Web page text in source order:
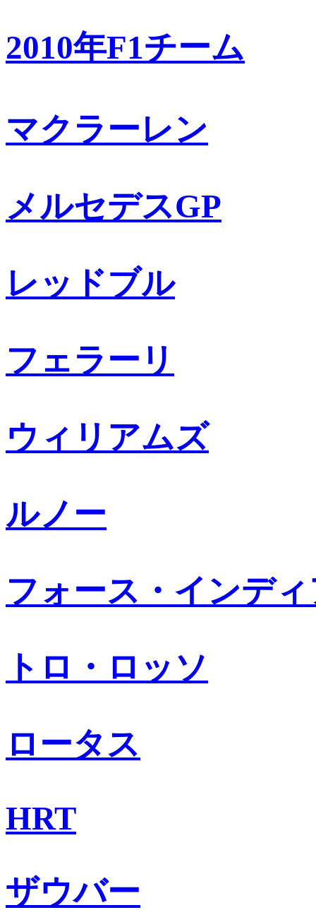
2010年F1チーム
マクラーレン
メルセデスGP
レッドブル
フェラーリ
ウィリアムズ
ルノー
フォース・インデ
トロ・ロッソ
ロータス
HRT
ザウバー